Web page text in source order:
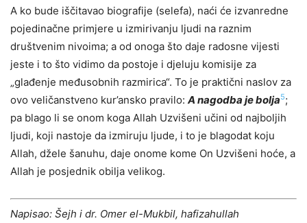
A ko bude iščitavao biografije (selefa), naći će izvanredne
pojedinačne primjere u izmirivanju ljudi na raznim
društvenim nivoima; a od onoga što daje radosne vijesti
jeste i to što vidimo da postoje i djeluju komisije za
„glađenje međusobnih razmirica“. To je praktični naslov za
ovo veličanstveno kur’ansko pravilo: A nagodba je bolja5;
pa blago li se onom koga Allah Uzvišeni učini od najboljih
ljudi, koji nastoje da izmiruju ljude, i to je blagodat koju
Allah, džele šanuhu, daje onome kome On Uzvišeni hoće, a
Allah je posjednik obilja velikog.
Napisao: Šejh i dr. Omer el-Mukbil, hafizahullah